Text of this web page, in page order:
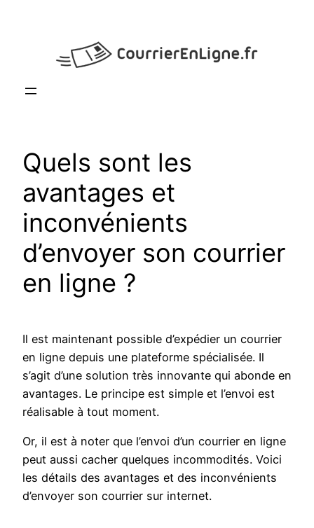
Quels sont les
avantages et
inconvénients
d’envoyer son courrier
en ligne ?
Il est maintenant possible d’expédier un courrier
en ligne depuis une plateforme spécialisée. Il
s’agit d’une solution très innovante qui abonde en
avantages. Le principe est simple et l’envoi est
réalisable à tout moment.
Or, il est à noter que l’envoi d’un courrier en ligne
peut aussi cacher quelques incommodités. Voici
les détails des avantages et des inconvénients
d’envoyer son courrier sur internet.